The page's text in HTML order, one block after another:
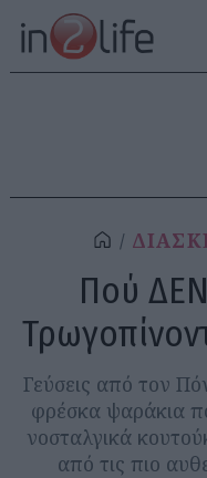
Πού
Γεύσεις από τον
φρέσκα ψαράκια
νοσταλγικά
από τις πιο